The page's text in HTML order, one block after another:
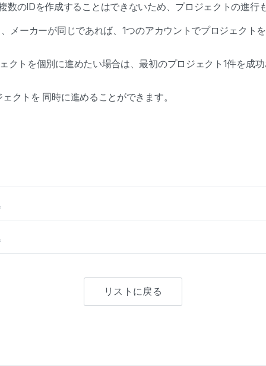
数のIDを作成することはできないため、プロジェクトの進行
メーカーが同じであれば、1つのアカウントでプロジェクト
クトを個別に進めたい場合は、最初のプロジェクト1件を成
クトを 同時に進めることができます。
リストに戻る